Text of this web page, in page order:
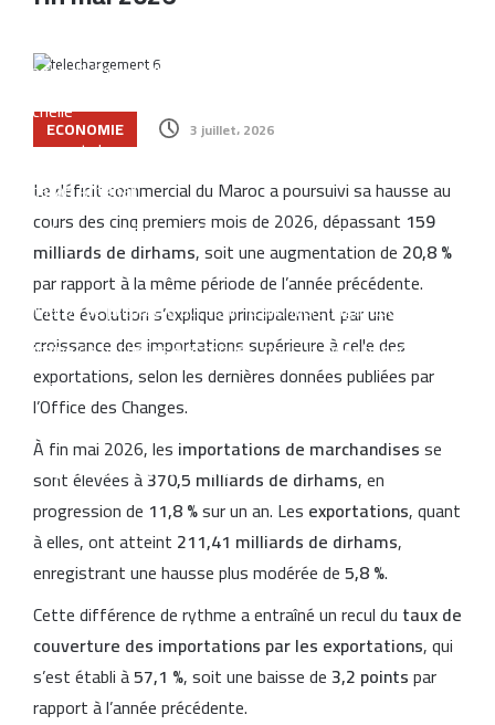
Tanger : l’aéroport Ibn Battouta prépare son changement
d’échelle
lancement des activités religieuses aux Moussem de Moulay
Abdellah Amghar
Investissement émirati : Bouznika prépare une nouvelle
transformation de son front de mer
Le Maroc se prépare à accueillir la première gigafactory
africaine de batteries électriques, pour un investissement de
65 milliards de dirhams
échange et à l’ouverture internationale
ECONOMIE 3 juillet، 2026
Le déficit commercial du Maroc a poursuivi sa hausse au
cours des cinq premiers mois de 2026, dépassant 159
milliards de dirhams, soit une augmentation de 20,8 %
par rapport à la même période de l’année précédente.
Cette évolution s’explique principalement par une
croissance des importations supérieure à celle des
exportations, selon les dernières données publiées par
l’Office des Changes.
À fin mai 2026, les importations de marchandisesse
sont élevées à370,5 milliards de dirhams, en
progression de 11,8 %sur un an. Les exportations, quant
à elles, ont atteint 211,41 milliards de dirhams,
enregistrant une hausse plus modérée de5,8 %.
Cette différence de rythme a entraîné un recul du taux de
couverture des importations par les exportations, qui
s’est établi à57,1 %, soit une baisse de3,2 pointspar
rapport à l’année précédente.